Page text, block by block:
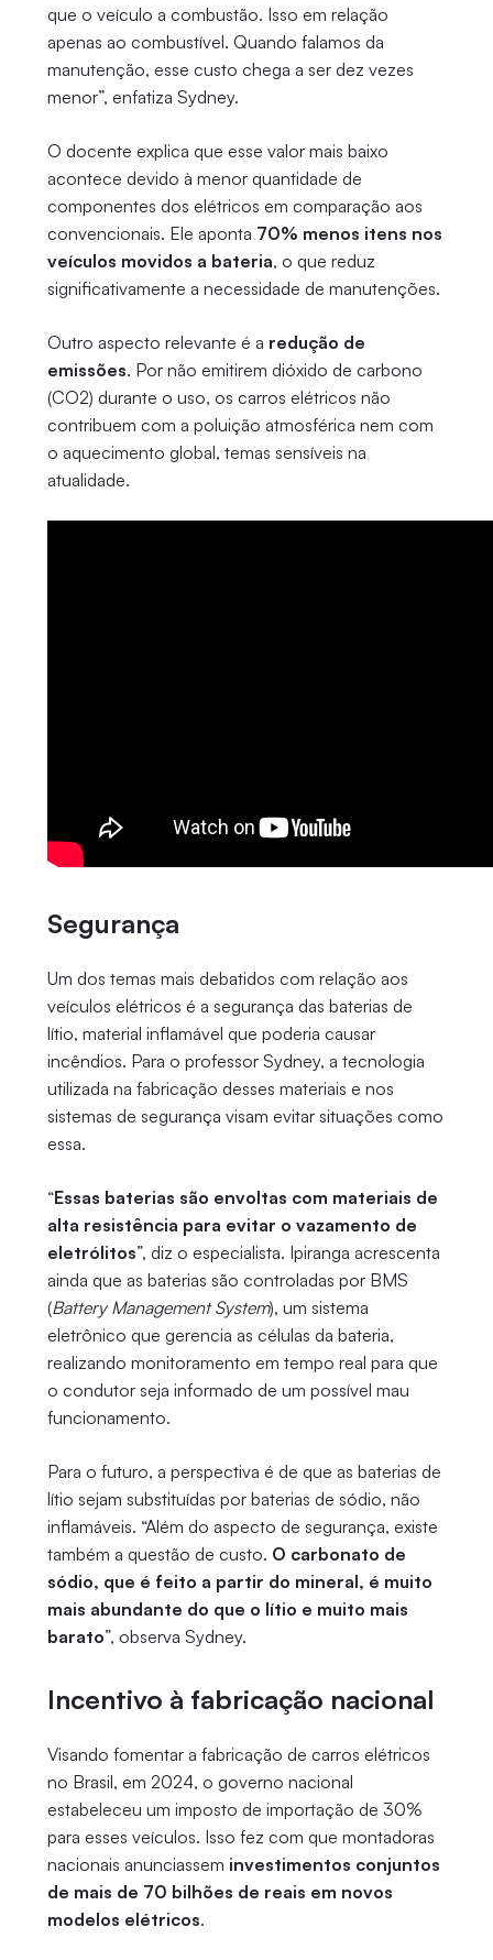
que o veículo a combustão. Isso em relação
apenas ao combustível. Quando falamos da
manutenção, esse custo chega a ser dez vezes
menor”, enfatiza Sydney.
O docente explica que esse valor mais baixo
acontece devido à menor quantidade de
componentes dos elétricos em comparação aos
convencionais. Ele aponta 70% menos itens nos
veículos movidos a bateria, o que reduz
significativamente a necessidade de manutenções.
Outro aspecto relevante é a redução de
emissões. Por não emitirem dióxido de carbono
(CO2) durante o uso, os carros elétricos não
contribuem com a poluição atmosférica nem com
o aquecimento global, temas sensíveis na
atualidade.
Segurança
Um dos temas mais debatidos com relação aos
veículos elétricos é a segurança das baterias de
lítio, material inflamável que poderia causar
incêndios. Para o professor Sydney, a tecnologia
utilizada na fabricação desses materiais e nos
sistemas de segurança visam evitar situações como
essa.
“Essas baterias são envoltas com materiais de
alta resistência para evitar o vazamento de
eletrólitos”, diz o especialista. Ipiranga acrescenta
ainda que as baterias são controladas por BMS
(Battery Management System), um sistema
eletrônico que gerencia as células da bateria,
realizando monitoramento em tempo real para que
o condutor seja informado de um possível mau
funcionamento.
Para o futuro, a perspectiva é de que as baterias de
lítio sejam substituídas por baterias de sódio, não
inflamáveis. “Além do aspecto de segurança, existe
também a questão de custo. O carbonato de
sódio, que é feito a partir do mineral, é muito
mais abundante do que o lítio e muito mais
barato”, observa Sydney.
Incentivo à fabricação nacional
Visando fomentar a fabricação de carros elétricos
no Brasil, em 2024, o governo nacional
estabeleceu um imposto de importação de 30%
para esses veículos. Isso fez com que montadoras
nacionais anunciassem investimentos conjuntos
de mais de 70 bilhões de reais em novos
modelos elétricos.